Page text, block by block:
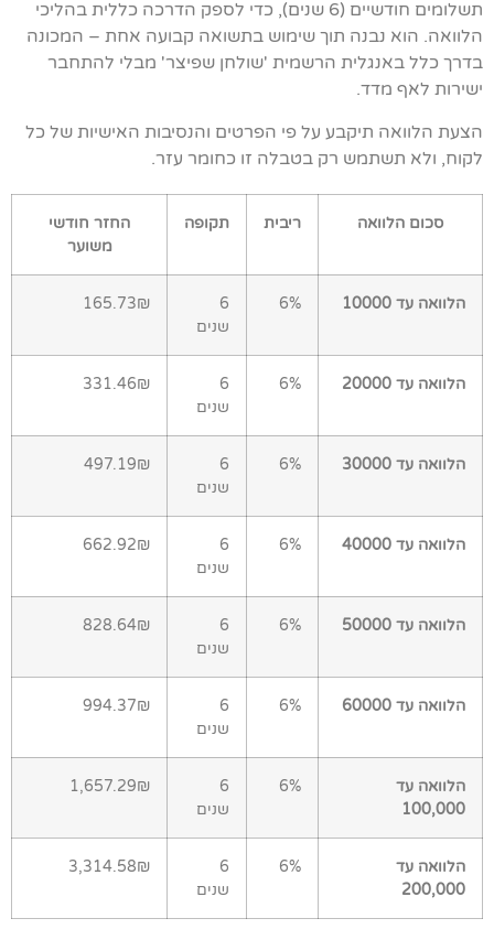
תשלומים חודשיים (6 שנים), כדי לספק הדרכה כללית בהליכי
הלוואה. הוא נבנה תוך שימוש בתשואה קבועה אחת – המכונה
בדרך כלל באנגלית הרשמית 'שולחן שפיצר' מבלי להתחבר
ישירות לאף מדד.
הצעת הלוואה תיקבע על פי הפרטים והנסיבות האישיות של כל
לקוח, ולא תשתמש רק בטבלה זו כחומר עזר.
סכום הלוואה ריבית תקופה
החזר חודשי
משוער
הלוואה עד 10000 6%
6
שנים
165.73₪
הלוואה עד 20000 6%
6
שנים
331.46₪
הלוואה עד 30000 6%
6
שנים
497.19₪
הלוואה עד 40000 6%
6
שנים
662.92₪
הלוואה עד 50000 6%
6
שנים
828.64₪
הלוואה עד 60000 6%
6
שנים
994.37₪
הלוואה עד
100,000
6%
6
שנים
1,657.29₪
הלוואה עד
200,000
6%
6
שנים
3,314.58₪